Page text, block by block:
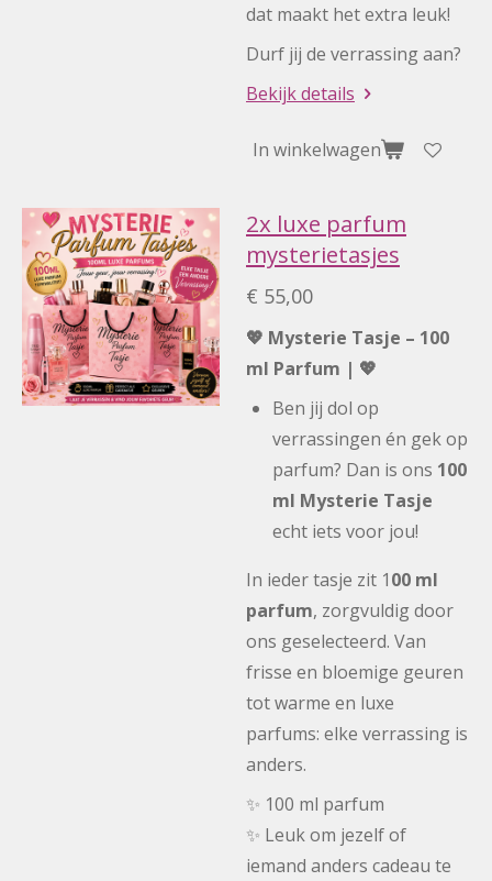
dat maakt het extra leuk!
Durf jij de verrassing aan?
Bekijk details
In winkelwagen
2x luxe parfum
mysterietasjes
€ 55,00
💖 Mysterie Tasje – 100
ml Parfum | 💖
Ben jij dol op
verrassingen én gek op
parfum? Dan is ons 100
ml Mysterie Tasje
echt iets voor jou!
In ieder tasje zit 100 ml
parfum, zorgvuldig door
ons geselecteerd. Van
frisse en bloemige geuren
tot warme en luxe
parfums: elke verrassing is
anders.
✨ 100 ml parfum
✨ Leuk om jezelf of
iemand anders cadeau te